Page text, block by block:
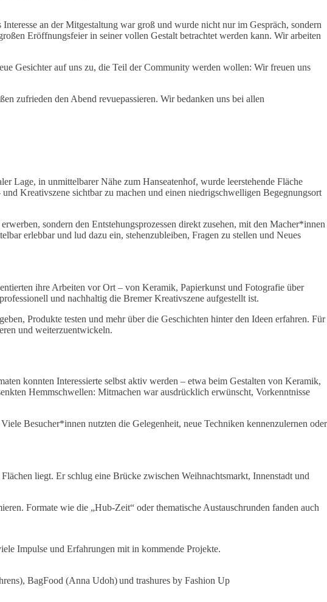
an der Mitgestaltung war groß und wurde nicht nur im Gespräch, sondern
Eröffnungsfeier in seiner vollen Gestalt betrachtet werden kann. Wir arbeiten
Gesichter auf uns zu, die Teil der Community werden wollen: Wir freuen uns
zufrieden den Abend revuepassieren. Wir bedanken uns bei allen
Lage, in unmittelbarer Nähe zum Hanseatenhof, wurde leerstehende Fläche
Kreativszene sichtbar zu machen und einen niedrigschwelligen Begegnungsort
sondern den Entstehungsprozessen direkt zusehen, mit den Macher*innen
erlebbar und lud dazu ein, stehenzubleiben, Fragen zu stellen und Neues
ihre Arbeiten vor Ort – von Keramik, Papierkunst und Fotografie über
und nachhaltig die Bremer Kreativszene aufgestellt ist.
Produkte testen und mehr über die Geschichten hinter den Ideen erfahren. Für
und weiterzuentwickeln.
konnten Interessierte selbst aktiv werden – etwa beim Gestalten von Keramik,
Hemmschwellen: Mitmachen war ausdrücklich erwünscht, Vorkenntnisse
Besucher*innen nutzten die Gelegenheit, neue Techniken kennenzulernen oder
liegt. Er schlug eine Brücke zwischen Weihnachtsmarkt, Innenstadt und
Formate wie die „Hub-Zeit“ oder thematische Austauschrunden fanden auch
Impulse und Erfahrungen mit in kommende Projekte.
BagFood (Anna Udoh) und trashures by Fashion Up